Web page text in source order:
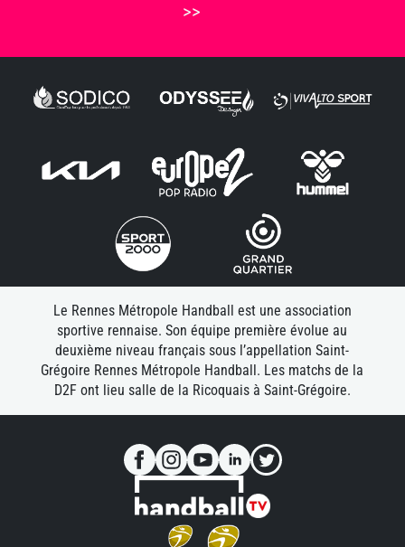
>>
Le Rennes Métropole Handball est une association
sportive rennaise. Son équipe première évolue au
deuxième niveau français sous l’appellation Saint-
Grégoire Rennes Métropole Handball. Les matchs de la
D2F ont lieu salle de la Ricoquais à Saint-Grégoire.